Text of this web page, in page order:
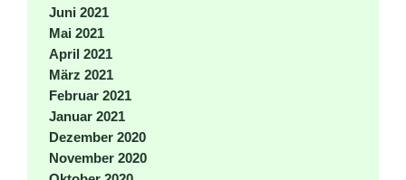
Juni 2021
Mai 2021
April 2021
März 2021
Februar 2021
Januar 2021
Dezember 2020
November 2020